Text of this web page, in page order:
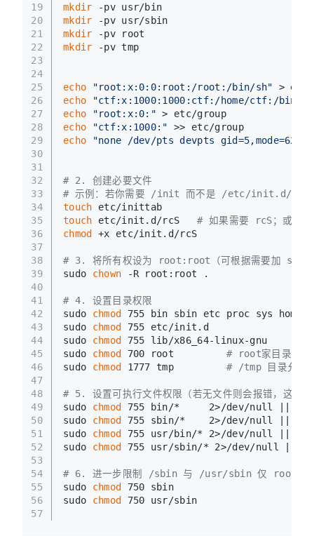
19
20
21
22
23
24
25
26
27
28
29
30
31
32
33
34
35
36
37
38
39
40
41
42
43
44
45
46
47
48
49
50
51
52
53
54
55
56
57
mkdir -pv usr/bin
mkdir -pv usr/sbin
mkdir -pv root
mkdir -pv tmp
echo "root:x:0:0:root:/root:/bin/sh" > etc/
echo
"ctf:x:1000:1000:ctf:/home/ctf:/bin/
echo
"root:x:0:" > etc/group
echo
"ctf:x:1000:"
>> etc/group
echo
"none /dev/pts devpts gid=5,mode=620
# 2. 创建必要文件
# 示例：若你需要 /init 而不是 /etc/init.d/rcS
touch etc/inittab
touch etc/init.d/rcS # 如果需要 rcS；或
chmod
+x etc/init.d/rcS
# 3. 将所有权设为 root:root（可根据需要加 sudo
sudo chown -R root:root .
# 4. 设置目录权限
sudo chmod
755 bin sbin etc proc sys
sudo chmod
755 etc/init.d
sudo chmod
755 lib/x86_64-linux-gnu
sudo chmod 700 root # root家目录仅
sudo chmod 1777 tmp # /tmp 目录允许
# 5. 设置可执行文件权限（若无文件则会报错，这里
sudo chmod 755 bin/*     2>/dev/null ||
sudo chmod 755 sbin/*    2>/dev/null ||
sudo chmod 755 usr/bin/* 2>/dev/null ||
sudo chmod 755 usr/sbin/* 2>/dev/null ||
# 6. 进一步限制 /sbin 与 /usr/sbin 仅 root 可
sudo chmod
750 sbin
sudo chmod 750 usr/sbin